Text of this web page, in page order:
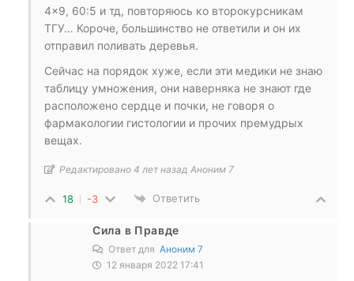
4×9, 60:5 и тд, повторяюсь ко второкурсникам
ТГУ… Короче, большинство не ответили и он их
отправил поливать деревья.
Сейчас на порядок хуже, если эти медики не знаю
таблицу умножения, они наверняка не знают где
расположено сердце и почки, не говоря о
фармакологии гистологии и прочих премудрых
вещах.
Редактировано 4 лет назад Аноним 7
18 -3 Ответить
Сила в Правде
Ответ для Аноним 7
12 января 2022 17:41